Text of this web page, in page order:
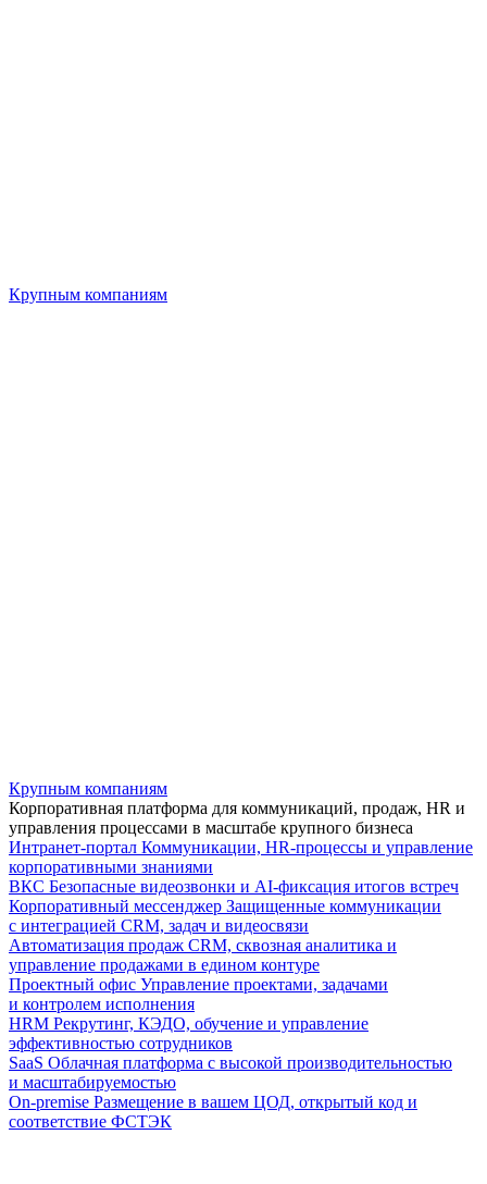
Крупным компаниям
Крупным компаниям
Корпоративная платформа для коммуникаций, продаж, HR и
управления процессами в масштабе крупного бизнеса
Интранет-портал Коммуникации, HR-процессы и управление
корпоративными знаниями
ВКС Безопасные видеозвонки и AI-фиксация итогов встреч
Корпоративный мессенджер Защищенные коммуникации
с интеграцией CRM, задач и видеосвязи
Автоматизация продаж CRM, сквозная аналитика и
управление продажами в едином контуре
Проектный офис Управление проектами, задачами
и контролем исполнения
HRM Рекрутинг, КЭДО, обучение и управление
эффективностью сотрудников
SaaS Облачная платформа с высокой производительностью
и масштабируемостью
On-premise Размещение в вашем ЦОД, открытый код и
соответствие ФСТЭК